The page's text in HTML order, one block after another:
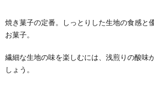
焼き菓子の定番。しっとりした生地の食感と
お菓子。
繊細な生地の味を楽しむには、浅煎りの酸味
しょう。